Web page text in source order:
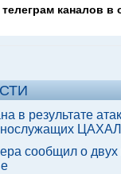
каналов в
в результате
сообщил о двух